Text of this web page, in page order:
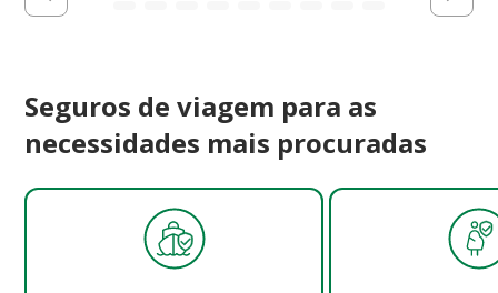
Seguros de viagem para as
necessidades mais procuradas